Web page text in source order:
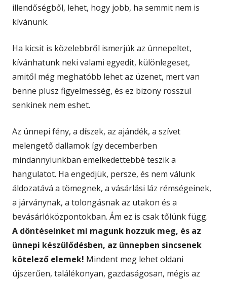
illendőségből, lehet, hogy jobb, ha semmit nem is
kívánunk.
Ha kicsit is közelebbről ismerjük az ünnepeltet,
kívánhatunk neki valami egyedit, különlegeset,
amitől még meghatóbb lehet az üzenet, mert van
benne plusz figyelmesség, és ez bizony rosszul
senkinek nem eshet.
Az ünnepi fény, a díszek, az ajándék, a szívet
melengető dallamok így decemberben
mindannyiunkban emelkedettebbé teszik a
hangulatot. Ha engedjük, persze, és nem válunk
áldozatává a tömegnek, a vásárlási láz rémségeinek,
a járványnak, a tolongásnak az utakon és a
bevásárlóközpontokban. Ám ez is csak tőlünk függ.
A döntéseinket mi magunk hozzuk meg, és az
ünnepi készülődésben, az ünnepben sincsenek
kötelező elemek! Mindent meg lehet oldani
újszerűen, találékonyan, gazdaságosan, mégis az